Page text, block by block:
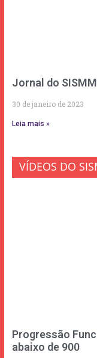
Jornal do
30 de janeiro de 2023
Leia mais »
VÍDEOS DO
Progressão
abaixo de 900